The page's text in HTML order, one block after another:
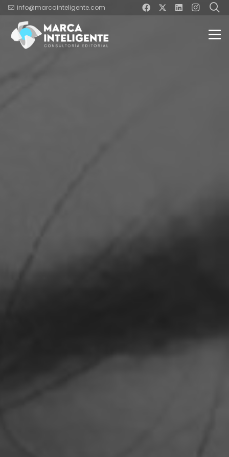
info@marcainteligente.com